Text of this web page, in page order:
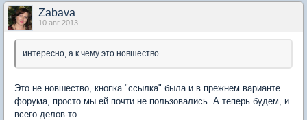
Zabava
10 авг 2013
интересно, а к чему это новшество
Это не новшество, кнопка "ссылка" была и в прежнем варианте
форума, просто мы ей почти не пользовались. А теперь будем, и
всего делов-то.